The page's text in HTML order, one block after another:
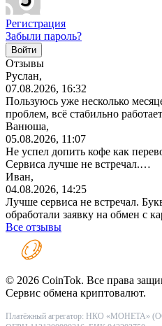
Регистрация
Забыли пароль?
Отзывы
Руслан,
07.08.2026, 16:32
Пользуюсь уже несколько
проблем, всё стабильно
Ванюша,
05.08.2026, 11:07
Не успел допить кофе как
Сервиса лучше не встречал.…
Иван,
04.08.2026, 14:25
Лучше сервиса не встречал.
обработали заявку на обмен с
Все отзывы
© 2026 CoinTok. Все права
Сервис обмена криптовалют.
Платёжный агрегатор: НКО «МОНЕТА»